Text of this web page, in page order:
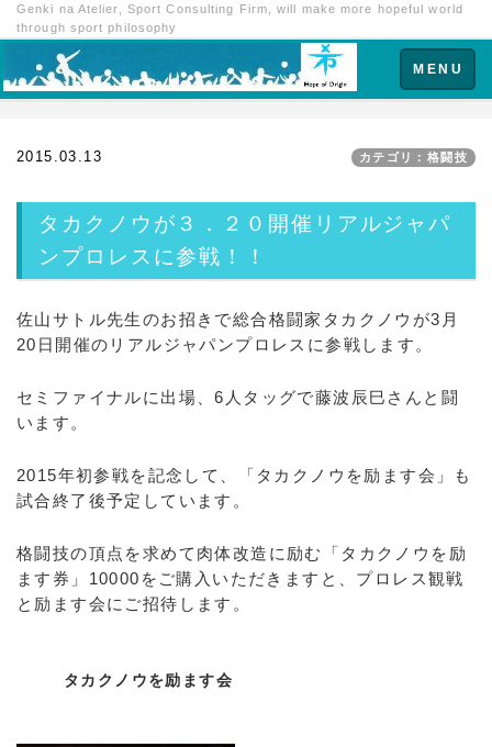
Genki na Atelier, Sport Consulting Firm, will make more hopeful world
through sport philosophy
Toggle
navigation
MENU
2015.03.13 カテゴリ：格闘技
タカクノウが３．２０開催リアルジャパ
ンプロレスに参戦！！
佐山サトル先生のお招きで総合格闘家タカクノウが3月
20日開催のリアルジャパンプロレスに参戦します。
セミファイナルに出場、6人タッグで藤波辰巳さんと闘
います。
2015年初参戦を記念して、「タカクノウを励ます会」も
試合終了後予定しています。
格闘技の頂点を求めて肉体改造に励む「タカクノウを励
ます券」10000をご購入いただきますと、プロレス観戦
と励ます会にご招待します。
タカクノウを励ます会